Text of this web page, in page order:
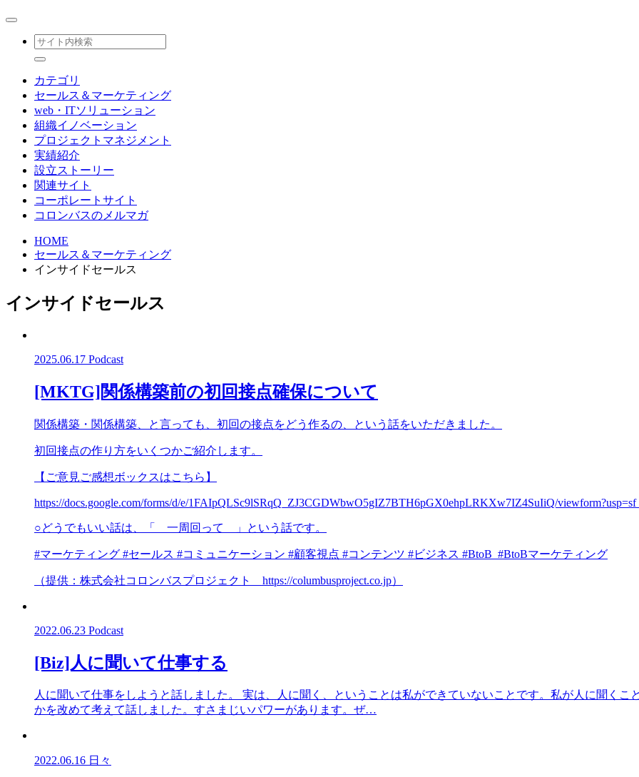
カテゴリ
セールス＆マーケティング
web・ITソリューション
組織イノベーション
プロジェクトマネジメント
実績紹介
設立ストーリー
関連サイト
コーポレートサイト
コロンバスのメルマガ
HOME
セールス＆マーケティング
インサイドセールス
インサイドセールス
2025.06.17 Podcast
[MKTG]関係構築前の初回接点確保について
関係構築・関係構築、と言っても、初回の接点をどう作るの、という話をいただきました。
初回接点の作り方をいくつかご紹介します。
【ご意見ご感想ボックスはこちら】
https://docs.google.com/forms/d/e/1FAIpQLSc9lSRqQ_ZJ3CGDWbwO5gIZ7BTH6pGX0ehpLRKXw7IZ4SuIiQ/
○どうでもいい話は、「 一周回って 」という話です。
#マーケティング #セールス #コミュニケーション #顧客視点 #コンテンツ #ビジネス #BtoB #BtoBマーケティング
（提供：株式会社コロンバスプロジェクト https://columbusproject.co.jp）
2022.06.23 Podcast
[Biz]人に聞いて仕事する
人に聞いて仕事をしようと話しました。 実は、人に聞く、ということは私ができていないことです。私が人に聞く
かを改めて考えて話しました。すさまじいパワーがあります。ぜ…
2022.06.16 日々